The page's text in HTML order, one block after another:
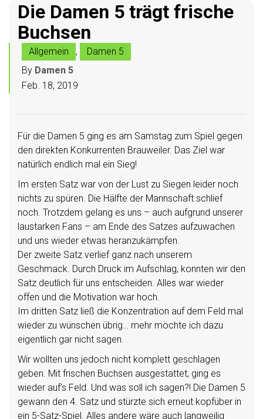
Die Damen 5 trägt frische
Buchsen
Allgemein ,
Damen 5
By Damen 5
Feb. 18, 2019
Für die Damen 5 ging es am Samstag zum Spiel gegen
den direkten Konkurrenten Brauweiler. Das Ziel war
natürlich endlich mal ein Sieg!
Im ersten Satz war von der Lust zu Siegen leider noch
nichts zu spüren. Die Hälfte der Mannschaft schlief
noch. Trotzdem gelang es uns – auch aufgrund unserer
laustarken Fans – am Ende des Satzes aufzuwachen
und uns wieder etwas heranzukämpfen.
Der zweite Satz verlief ganz nach unserem
Geschmack. Durch Druck im Aufschlag, konnten wir den
Satz deutlich für uns entscheiden. Alles war wieder
offen und die Motivation war hoch.
Im dritten Satz ließ die Konzentration auf dem Feld mal
wieder zu wünschen übrig… mehr möchte ich dazu
eigentlich gar nicht sagen.
Wir wollten uns jedoch nicht komplett geschlagen
geben. Mit frischen Buchsen ausgestattet, ging es
wieder auf’s Feld. Und was soll ich sagen?! Die Damen 5
gewann den 4. Satz und stürzte sich erneut kopfüber in
ein 5-Satz-Spiel. Alles andere wäre auch langweilig